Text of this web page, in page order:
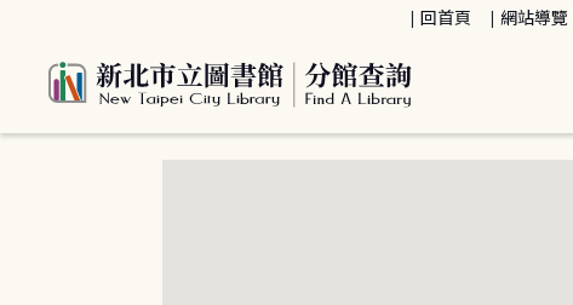
回首頁 網站導覽